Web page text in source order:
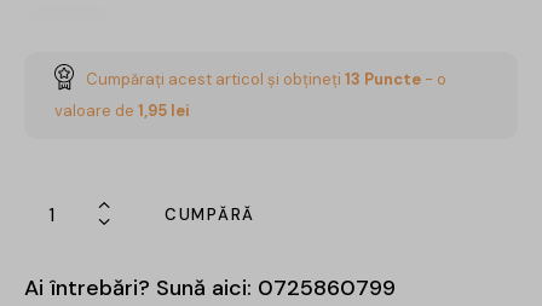
Cumpărați acest articol și obțineți 13 Puncte - o
valoare de 1,95 lei
CUMPĂRĂ
Ai întrebări? Sună aici: 0725860799